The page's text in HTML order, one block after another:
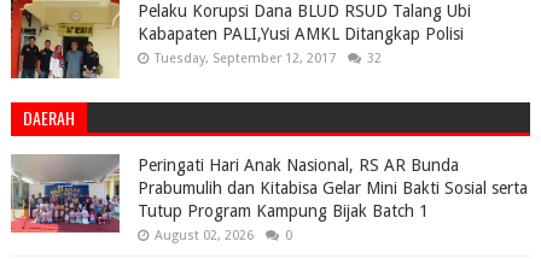
Pelaku Korupsi Dana BLUD RSUD Talang Ubi
Kabapaten PALI,Yusi AMKL Ditangkap Polisi
Tuesday, September 12, 2017 32
DAERAH
Peringati Hari Anak Nasional, RS AR Bunda
Prabumulih dan Kitabisa Gelar Mini Bakti Sosial serta
Tutup Program Kampung Bijak Batch 1
August 02, 2026 0